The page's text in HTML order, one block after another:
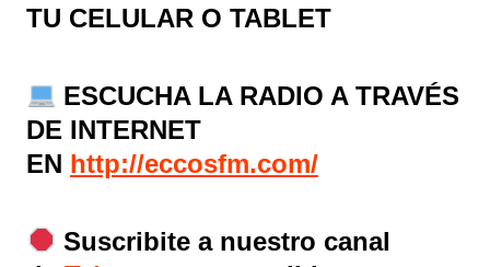
TU CELULAR O TABLET
ESCUCHA LA RADIO A TRAVÉS
DE INTERNET
EN http://eccosfm.com/
Suscribite a nuestro canal